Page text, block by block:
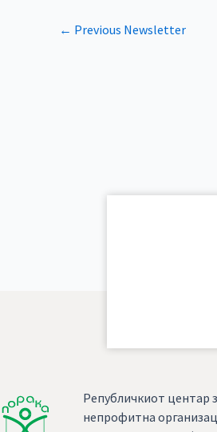
← Previous Newsletter
Републичкиот центар
непрофитна